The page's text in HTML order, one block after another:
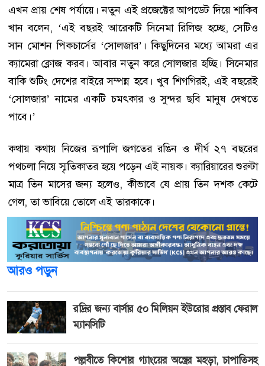
এখন প্রায় শেষ পর্যায়ে। নতুন এই প্রজেক্টের আপডেট দিয়ে শাকিব
খান বলেন, ‘এই বছরই আরেকটি সিনেমা রিলিজ হচ্ছে, সেটিও
সান মোশন পিকচার্সের ‘সোলজার’। কিছুদিনের মধ্যে আমরা এর
ক্যামেরা ক্লোজ করব। আবার নতুন করে সোলজার হচ্ছি। সিনেমার
বাকি শুটিং দেশের বাইরে সম্পন্ন হবে। খুব শিগগিরই, এই বছরেই
‘সোলজার’ নামের একটি চমৎকার ও সুন্দর ছবি মানুষ দেখতে
পাবে।’
কথায় কথায় নিজের রূপালি জগতের রঙিন ও দীর্ঘ ২৭ বছরের
পথচলা নিয়ে স্মৃতিকাতর হয়ে পড়েন এই নায়ক। ক্যারিয়ারের শুরুটা
মাত্র তিন মাসের জন্য হলেও, কীভাবে যে প্রায় তিন দশক কেটে
গেল, তা ভাবিয়ে তোলে এই তারকাকে।
আরও পড়ুন
রদ্রির জন্য বার্সার ৫০ মিলিয়ন ইউরোর প্রস্তাব ফেরাল
ম্যানসিটি
পল্লবীতে কিশোর গ্যাংয়ের অস্ত্রের মহড়া, চাপাতিসহ